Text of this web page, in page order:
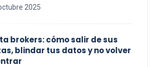
2025
brokers: cómo salir de sus
blindar tus datos y no volver